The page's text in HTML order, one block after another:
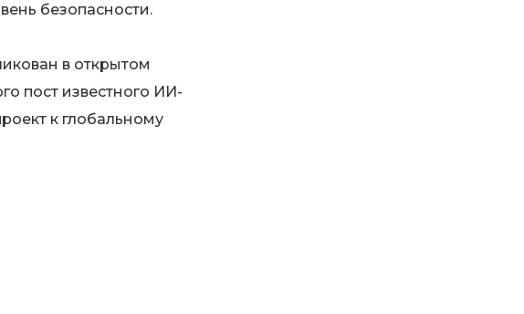
безопасности.
в открытом
пост известного ИИ-
к глобальному